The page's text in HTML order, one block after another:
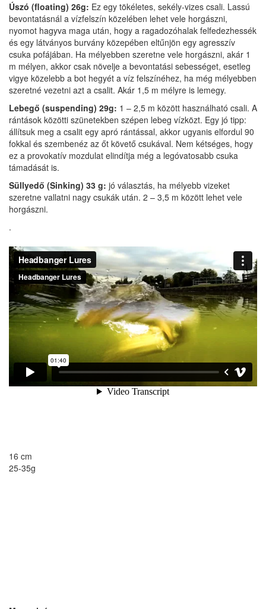
Úszó (floating) 26g: Ez egy tökéletes, sekély-vizes csali. Lassú
bevontatásnál a vízfelszín közelében lehet vele horgászni,
nyomot hagyva maga után, hogy a ragadozóhalak felfedezhessék
és egy látványos burvány közepében eltűnjön egy agresszív
csuka pofájában. Ha mélyebben szeretne vele horgászni, akár 1
m mélyen, akkor csak növelje a bevontatási sebességet, esetleg
vigye közelebb a bot hegyét a víz felszínéhez, ha még mélyebben
szeretné vezetni azt a csalit. Akár 1,5 m mélyre is lemegy.
Lebegő (suspending) 29g: 1 – 2,5 m között használható csali. A
rántások közötti szünetekben szépen lebeg vízközt. Egy jó tipp:
állítsuk meg a csalit egy apró rántással, akkor ugyanis elfordul 90
fokkal és szembenéz az őt követő csukával. Nem kétséges, hogy
ez a provokatív mozdulat elindítja még a legóvatosabb csuka
támadását is.
Süllyedő (Sinking) 33 g: jó választás, ha mélyebb vizeket
szeretne vallatni nagy csukák után. 2 – 3,5 m között lehet vele
horgászni.
.
16 cm
25-35g